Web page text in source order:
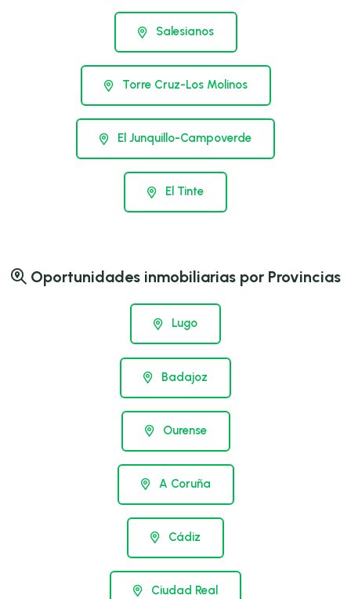
Salesianos
Torre Cruz-Los Molinos
El Junquillo-Campoverde
El Tinte
Oportunidades inmobiliarias por Provincias
Lugo
Badajoz
Ourense
A Coruña
Cádiz
Ciudad Real